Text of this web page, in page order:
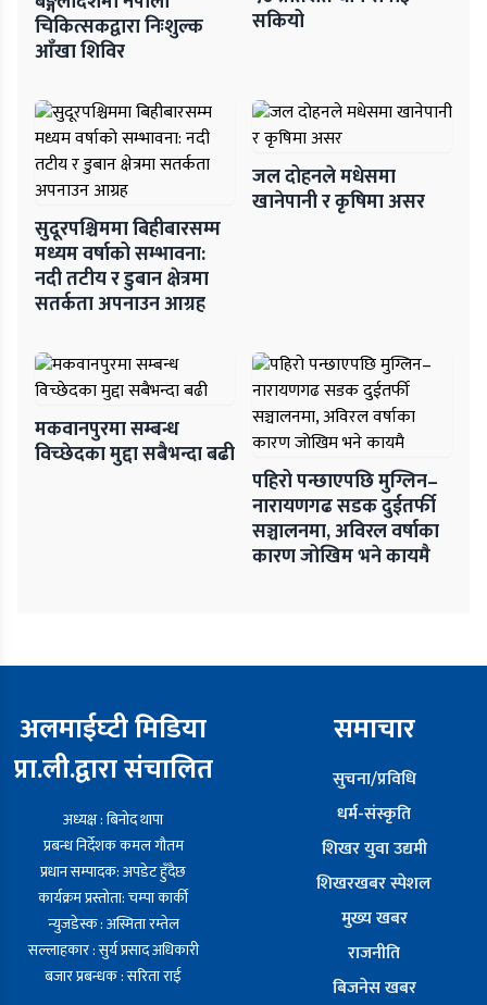
चिकित्सकद्वारा निःशुल्क
आँखा शिविर
सकियो
सुदूरपश्चिममा बिहीबारसम्म
मध्यम वर्षाको सम्भावना:
नदी तटीय र डुबान क्षेत्रमा
सतर्कता अपनाउन आग्रह
जल दोहनले मधेसमा
खानेपानी र कृषिमा असर
मकवानपुरमा सम्बन्ध
विच्छेदका मुद्दा सबैभन्दा बढी
पहिरो पन्छाएपछि मुग्लिन–
नारायणगढ सडक दुईतर्फी
सञ्चालनमा, अविरल वर्षाका
कारण जोखिम भने कायमै
अलमाईघ्टी मिडिया
प्रा.ली.द्वारा संचालित
अध्यक्ष : बिनोद थापा
प्रबन्ध निर्देशक कमल गौतम
प्रधान सम्पादक: अपडेट हुँदैछ
कार्यक्रम प्रस्तोता: चम्पा कार्की
न्युजडेस्क : अस्मिता रम्तेल
सल्लाहकार : सुर्य प्रसाद अधिकारी
बजार प्रबन्धक : सरिता राई
समाचार
सुचना/प्रविधि
धर्म-संस्कृति
शिखर युवा उद्यमी
शिखरखबर स्पेशल
मुख्य खबर
राजनीति
बिजनेस खबर